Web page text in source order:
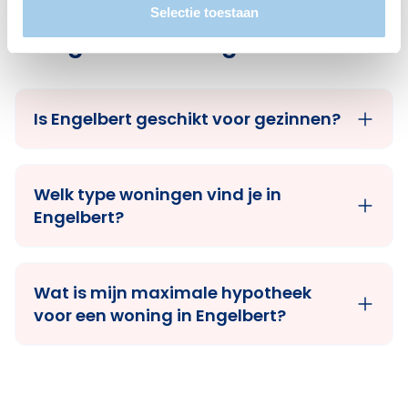
Selectie toestaan
Veelgestelde vragen
Is Engelbert geschikt voor gezinnen?
Welk type woningen vind je in
Engelbert?
Wat is mijn maximale hypotheek
voor een woning in Engelbert?